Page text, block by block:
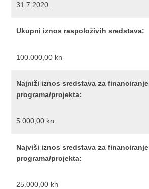
31.7.2020.
Ukupni iznos raspoloživih sredstava:
100.000,00 kn
Najniži iznos sredstava za financiranje
programa/projekta:
5.000,00 kn
Najviši iznos sredstava za financiranje
programa/projekta:
25.000,00 kn